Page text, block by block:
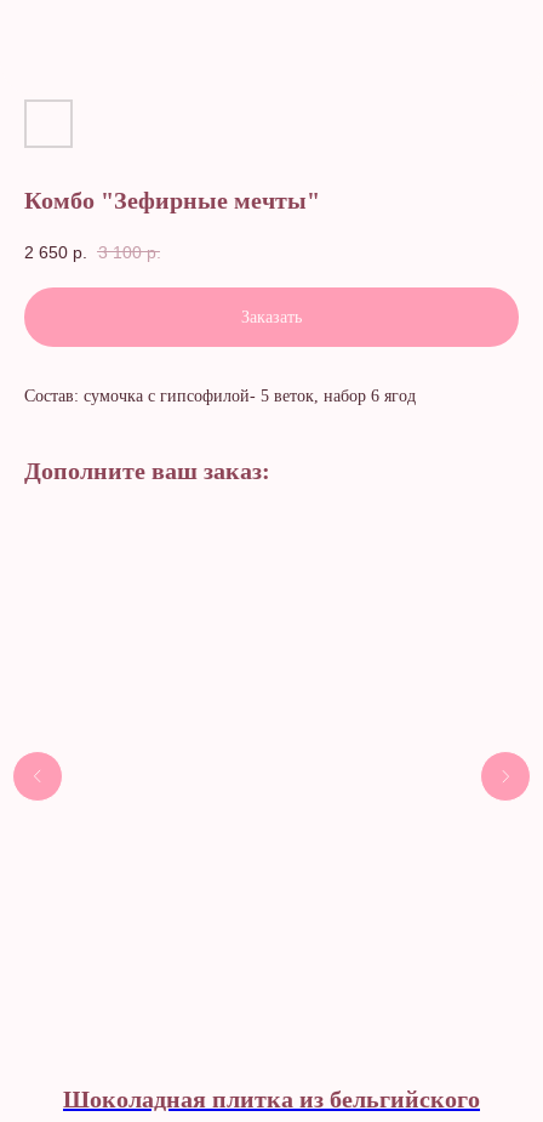
Комбо "Зефирные мечты"
2 650 р. 3 100 р.
Заказать
Состав: сумочка с гипсофилой- 5 веток, набор 6 ягод
Дополните ваш заказ:
Шоколадная плитка из бельгийского